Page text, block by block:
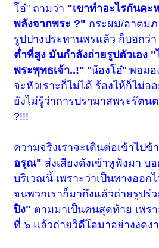
โอ๋" ถามว่า "เขาทำอะไรกันคะ
พลังจากพระ ?" กระผม/อาตม
รูปปางประทานพรแล้ว ก็บอกว่า
ต่ำที่สูง มันกำลังถ่ายรูปตัวเอง
พระพุทธเจ้า..!" "น้องโอ๋" พอมอ
จะหัวเราะก็ไม่ได้ ร้องไห้ก็ไม่อ
ยังไม่รู้ว่าการปรามาสพระรัตน
?!!!
ความจริงเราจะเดินต่อเข้าไปข้
อรุณ" ส่งเสียงดังเข้าหูฟังมา บ
บริเวณนี้ เพราะว่าเป็นทางออ
จนพวกเราก็มาถึงแล้วถ่ายรูปร่
ปิง" ตามมาเป็นคนสุดท้าย เพร
ที่ ๖ แล้วถ่ายวิดีโอมาอย่างงดง